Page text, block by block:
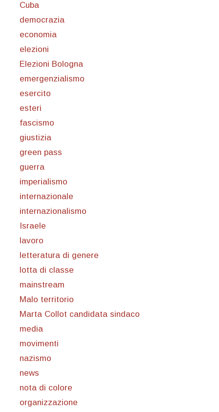
Cuba
democrazia
economia
elezioni
Elezioni Bologna
emergenzialismo
esercito
esteri
fascismo
giustizia
green pass
guerra
imperialismo
internazionale
internazionalismo
Israele
lavoro
letteratura di genere
lotta di classe
mainstream
Malo territorio
Marta Collot candidata sindaco
media
movimenti
nazismo
news
nota di colore
organizzazione